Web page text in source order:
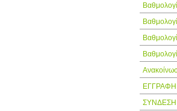
ΕΓΓΡΑΦΗ
ΣΥΝΔΕΣΗ